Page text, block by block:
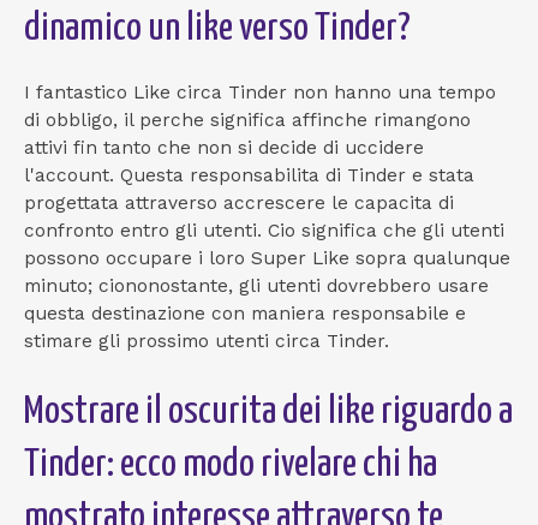
dinamico un like verso Tinder?
I fantastico Like circa Tinder non hanno una tempo
di obbligo, il perche significa affinche rimangono
attivi fin tanto che non si decide di uccidere
l'account. Questa responsabilita di Tinder e stata
progettata attraverso accrescere le capacita di
confronto entro gli utenti. Cio significa che gli utenti
possono occupare i loro Super Like sopra qualunque
minuto; ciononostante, gli utenti dovrebbero usare
questa destinazione con maniera responsabile e
stimare gli prossimo utenti circa Tinder.
Mostrare il oscurita dei like riguardo a
Tinder: ecco modo rivelare chi ha